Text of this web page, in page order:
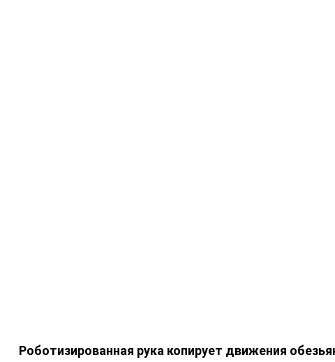
Роботизированная рука копирует движения